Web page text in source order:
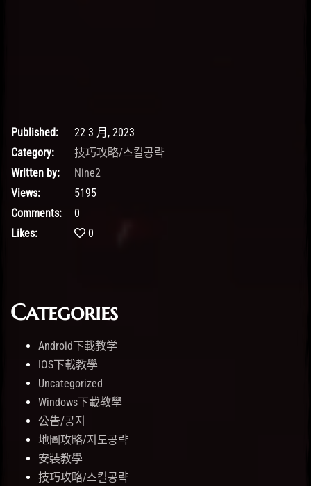
Published:
22 3 月, 2023
Category:
技巧攻略/스킬공략
Written by:
Nine2
Views:
5195
Comments:
0
Likes:
0
Categories
Android下載教学
IOS下載教學
Uncategorized
Windows下載教學
公告/공지
地圖攻略/지도공략
安裝教學
技巧攻略/스킬공략